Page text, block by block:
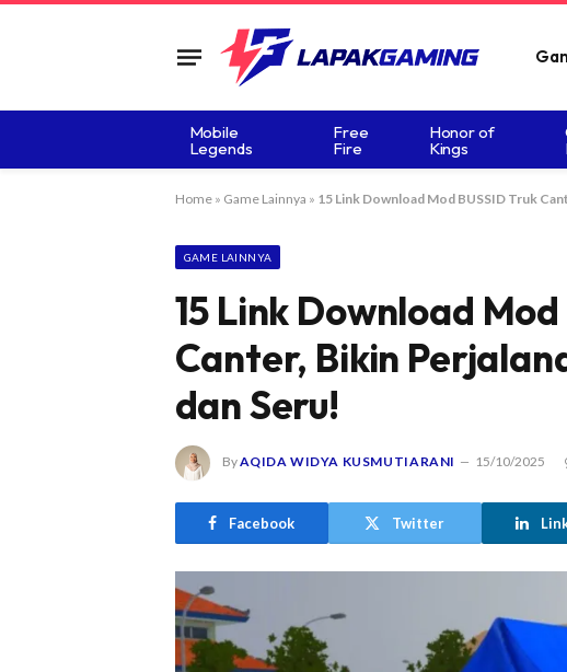
Mobile
Legends
Free
Fire
Honor of
Kings
Home» Game Lainnya » 15 Link Download Mod BUSSID Truk
GAME LAINNYA
15 Link Download Mod
Canter, Bikin
dan Seru!
ByAQIDA WIDYA KUSMUTIARANI 15/10/2025
Facebook Twitter